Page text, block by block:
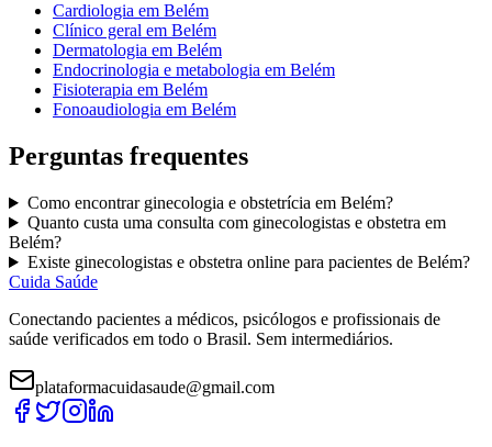
Cardiologia em Belém
Clínico geral em Belém
Dermatologia em Belém
Endocrinologia e metabologia em Belém
Fisioterapia em Belém
Fonoaudiologia em Belém
Perguntas frequentes
Como encontrar ginecologia e obstetrícia em Belém?
Quanto custa uma consulta com ginecologistas e obstetra em
Belém?
Existe ginecologistas e obstetra online para pacientes de Belém?
Cuida Saúde
Conectando pacientes a médicos, psicólogos e profissionais de
saúde verificados em todo o Brasil. Sem intermediários.
plataformacuidasaude@gmail.com